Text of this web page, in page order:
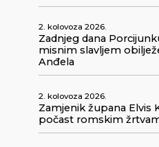
2. kolovoza 2026.
Zadnjeg dana
misnim slavljem
Anđela
2. kolovoza 2026.
Zamjenik župana Elvis
počast romskim